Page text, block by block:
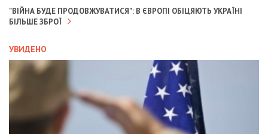
"ВІЙНА БУДЕ ПРОДОВЖУВАТИСЯ": В ЄВРОПІ ОБІЦЯЮТЬ УКРАЇНІ
БІЛЬШЕ ЗБРОЇ
УВИДЕНО